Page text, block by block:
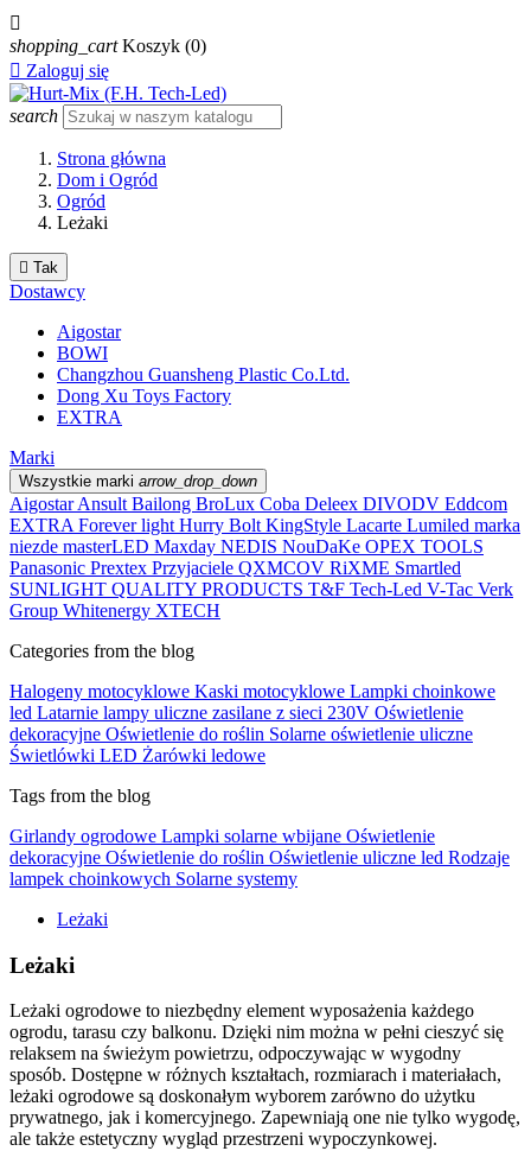

shopping_cart Koszyk (0)
 Zaloguj się
search
Strona główna
Dom i Ogród
Ogród
Leżaki
 Tak
Dostawcy
Aigostar
BOWI
Changzhou Guansheng Plastic Co.Ltd.
Dong Xu Toys Factory
EXTRA
Marki
Wszystkie marki arrow_drop_down
AigostarAnsult Bailong BroLux Coba Deleex DIVODV Eddcom
EXTRA Forever light Hurry Bolt KingStyle Lacarte Lumiled marka
niezde masterLED Maxday NEDIS NouDaKe OPEX TOOLS
Panasonic Prextex Przyjaciele QXMCOV RiXME Smartled
SUNLIGHT QUALITY PRODUCTS T&F Tech-Led V-Tac Verk
Group Whitenergy XTECH
Categories from the blog
Halogeny motocyklowe Kaski motocyklowe Lampki choinkowe
led Latarnie lampy uliczne zasilane z sieci 230V Oświetlenie
dekoracyjne Oświetlenie do roślin Solarne oświetlenie uliczne
Świetlówki LED Żarówki ledowe
Tags from the blog
Girlandy ogrodowe Lampki solarne wbijane Oświetlenie
dekoracyjne Oświetlenie do roślin Oświetlenie uliczne led Rodzaje
lampek choinkowych Solarne systemy
Leżaki
Leżaki
Leżaki ogrodowe to niezbędny element wyposażenia każdego
ogrodu, tarasu czy balkonu. Dzięki nim można w pełni cieszyć się
relaksem na świeżym powietrzu, odpoczywając w wygodny
sposób. Dostępne w różnych kształtach, rozmiarach i materiałach,
leżaki ogrodowe są doskonałym wyborem zarówno do użytku
prywatnego, jak i komercyjnego. Zapewniają one nie tylko wygodę,
ale także estetyczny wygląd przestrzeni wypoczynkowej.